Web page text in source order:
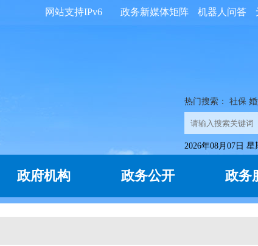
机器人问答
政务新媒体矩阵
网站支持IPv6
热门搜索： 社保
2026年08月07日 星
政府机构 政务公开 政务